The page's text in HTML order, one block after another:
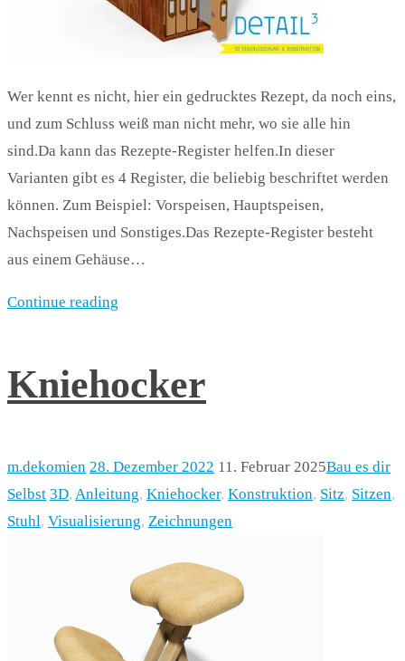
Wer kennt es nicht, hier ein gedrucktes Rezept, da noch eins,
und zum Schluss weiß man nicht mehr, wo sie alle hin
sind.Da kann das Rezepte-Register helfen.In dieser
Varianten gibt es 4 Register, die beliebig beschriftet werden
können. Zum Beispiel: Vorspeisen, Hauptspeisen,
Nachspeisen und Sonstiges.Das Rezepte-Register besteht
aus einem Gehäuse…
Continue reading
Kniehocker
m.dekomien 28. Dezember 2022 11. Februar 2025Bau es dir
Selbst 3D, Anleitung, Kniehocker, Konstruktion, Sitz, Sitzen,
Stuhl, Visualisierung, Zeichnungen